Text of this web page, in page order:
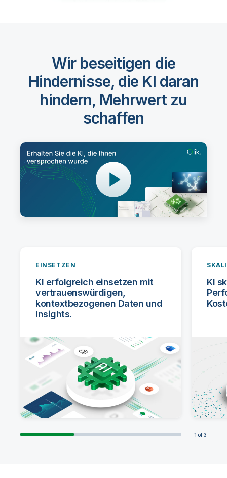
Wir beseitigen die
Hindernisse, die KI daran
hindern, Mehrwert zu
schaffen
EINSETZEN
KI erfolgreich einsetzen mit
vertrauenswürdigen,
kontextbezogenen Daten und
Insights.
KI
1 of3